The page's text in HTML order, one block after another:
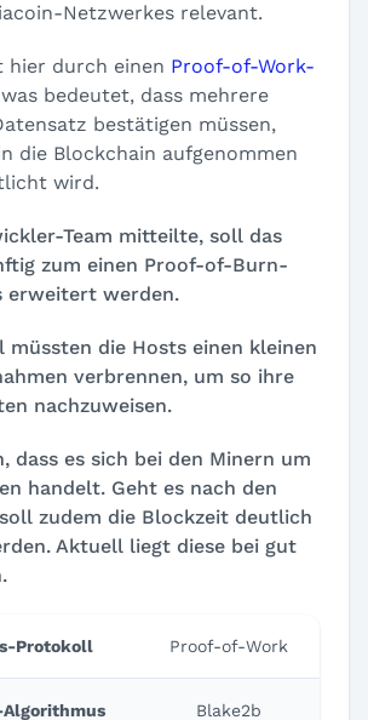
Netzwerkes relevant.
hier durch einen Proof-of-Work-
bedeutet, dass mehrere
bestätigen müssen,
die Blockchain aufgenommen
wird.
Team mitteilte, soll das
zum einen Proof-of-Burn-
erweitert werden.
müssten die Hosts einen kleinen
verbrennen, um so ihre
nachzuweisen.
dass es sich bei den Minern um
handelt. Geht es nach den
zudem die Blockzeit deutlich
Aktuell liegt diese bei gut
Protokoll Proof-of-Work
Algorithmus Blake2b